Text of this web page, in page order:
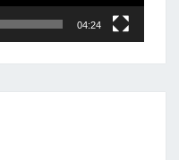
04:24